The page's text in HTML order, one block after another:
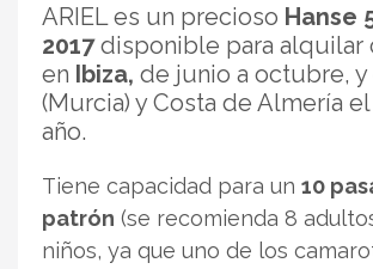
ARIEL es un precioso Hanse
2017disponible para alquilar
en Ibiza, de junio a octubre, y
(Murcia) y Costa de Almería
año.
Tiene capacidad para un 10
patrón (se recomienda 8
niños, ya que uno de los